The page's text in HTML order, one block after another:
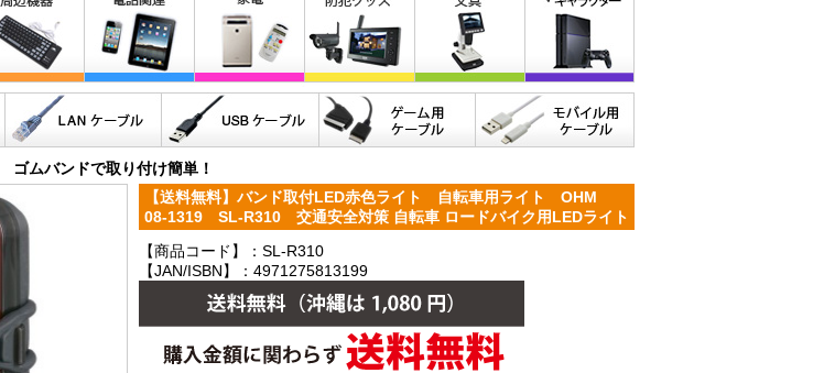
ムバンドで取り付け簡単！
【送料無料】バンド取付LED赤色ライト 自転車用ライト OHM
08-1319 SL-R310 交通安全対策 自転車 ロードバイク用LEDライト
【商品コード】：SL-R310
【JAN/ISBN】：4971275813199